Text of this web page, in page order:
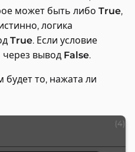
может быть либо True,
логика
True. Если условие
вывод False.
будет то, нажата ли